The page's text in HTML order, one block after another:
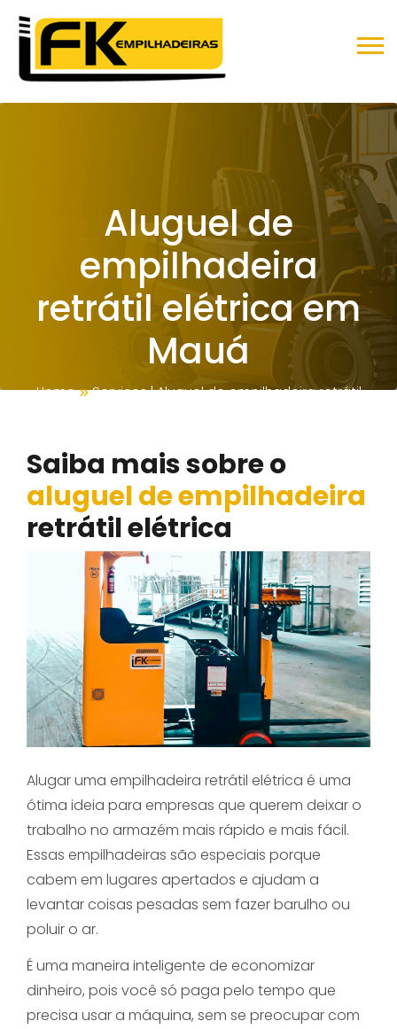
Aluguel de
empilhadeira
retrátil elétrica em
Mauá
Home Serviços|Aluguel de empilhadeira retrátil
Saiba mais sobre o
aluguel de empilhadeira
retrátil elétrica
Alugar uma empilhadeira retrátil elétrica é uma
ótima ideia para empresas que querem deixar o
trabalho no armazém mais rápido e mais fácil.
Essas empilhadeiras são especiais porque
cabem em lugares apertados e ajudam a
levantar coisas pesadas sem fazer barulho ou
poluir o ar.
É uma maneira inteligente de economizar
dinheiro, pois você só paga pelo tempo que
precisa usar a máquina, sem se preocupar com